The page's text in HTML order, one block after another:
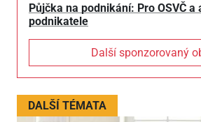
Půjčka na podnikání: Pro OSVČ a
podnikatele
Další sponzorovaný
DALŠÍ TÉMATA